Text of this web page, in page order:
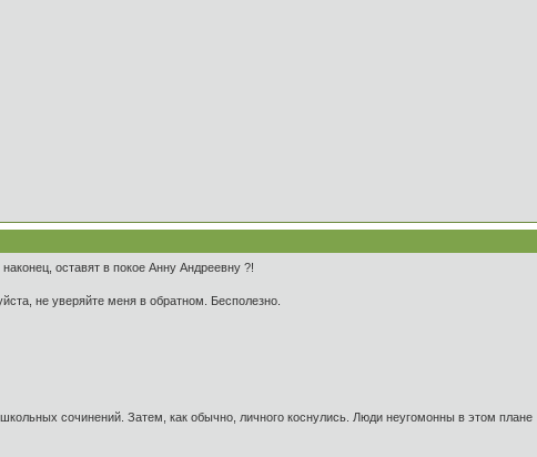
оставят в покое Анну Андреевну ?!
не уверяйте меня в обратном. Бесполезно.
сочинений. Затем, как обычно, личного коснулись. Люди неугомонны в этом плане